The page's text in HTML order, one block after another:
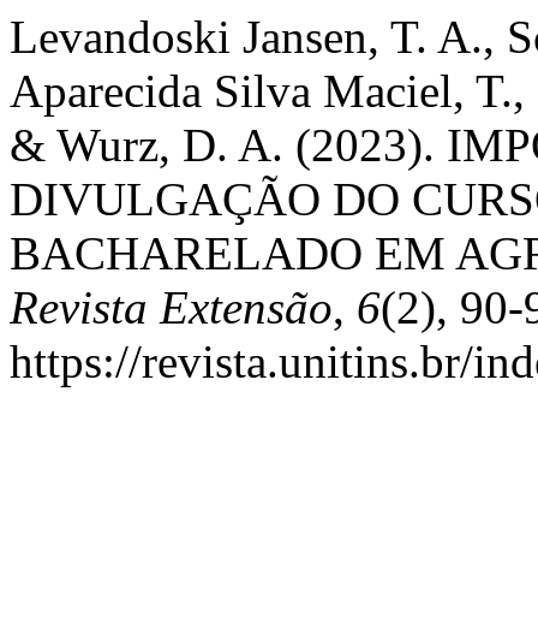
Levandoski Jansen, T. A.,
Aparecida Silva Maciel,
& Wurz, D. A. (2023).
DIVULGAÇÃO DO
BACHARELADO EM
Revista Extensão, 6(2), 90-
https://revista.unitins.br/